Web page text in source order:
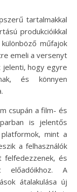
tartalmakkal
produkcióikkal
műfajok
emeli a versenyt
jelenti, hogy egyre
és könnyen
csupán a film- és
is jelentős
mint a
a felhasználók
felfedezzenek, és
előadóikhoz. A
átalakulása új